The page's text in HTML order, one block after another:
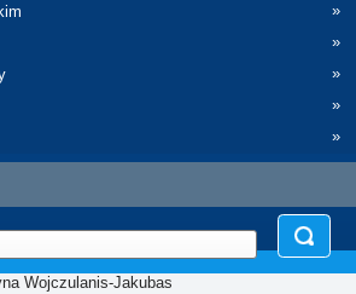
»
»
»
»
»
Wojczulanis-Jakubas